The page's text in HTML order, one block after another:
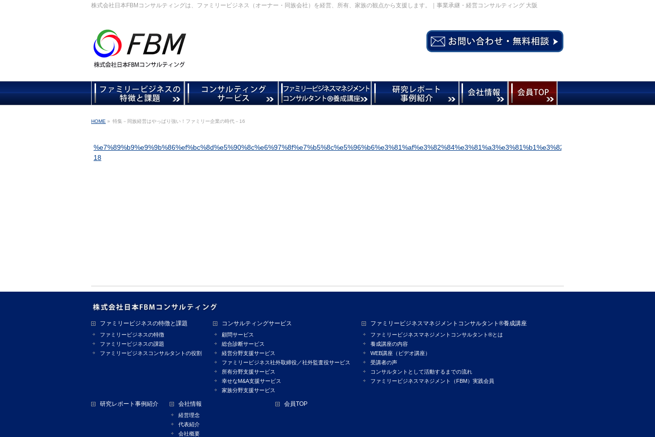
株式会社日本FBMコンサルティングは、ファミリービジネス（オーナー・同族会社）を経営、所有、家族の観点から支援します。｜事業承継・経営コンサルティング 大阪
HOME » 特集－同族経営はやっぱり強い！ファミリー企業の時代－16
18
ファミリービジネスの特徴と課題
ファミリービジネスの特徴
ファミリービジネスの課題
ファミリービジネスコンサルタントの役割
コンサルティングサービス
顧問サービス
総合診断サービス
経営分野支援サービス
ファミリービジネス社外取締役／社外監査役サービス
所有分野支援サービス
幸せなM&A支援サービス
家族分野支援サービス
ファミリービジネスマネジメントコンサルタント®養成講座
ファミリービジネスマネジメントコンサルタント®とは
養成講座の内容
WEB講座（ビデオ講座）
受講者の声
コンサルタントとして活動するまでの流れ
ファミリービジネスマネジメント（FBM）実践会員
研究レポート事例紹介 会社情報
経営理念
代表紹介
会社概要
会員TOP